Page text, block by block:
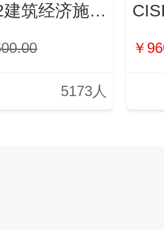
2021、2022建筑经济施工与管理（新）
5173人
￥